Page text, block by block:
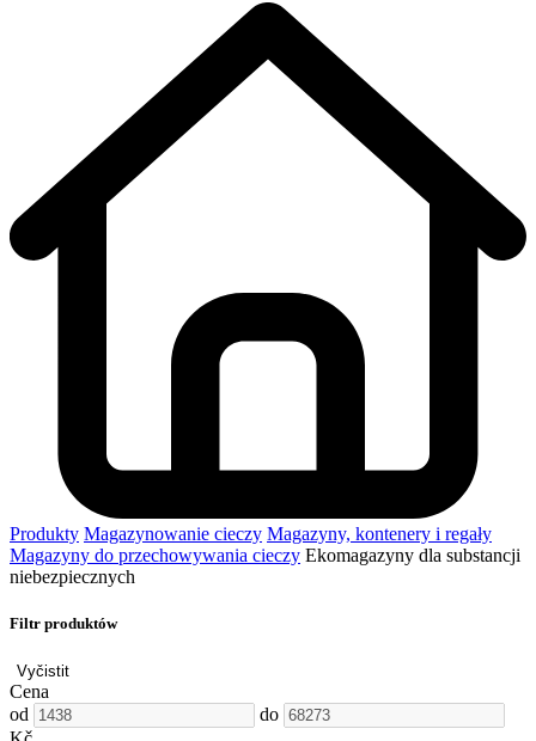
Produkty Magazynowanie cieczy Magazyny, kontenery i regały
Magazyny do przechowywania cieczy Ekomagazyny dla substancji
niebezpiecznych
Filtr produktów
Vyčistit
Cena
od
do